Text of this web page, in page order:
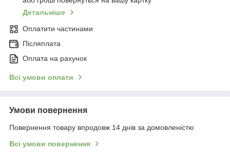
Детальніше
Оплатити частинами
Післяплата
Оплата на рахунок
Всі умови оплати
Умови повернення
Повернення товару впродовж 14 днів за домовленістю
Всі умови повернення